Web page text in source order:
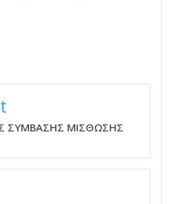
ΣΥΜΒΑΣΗΣ ΜΙΣΘΩΣΗΣ